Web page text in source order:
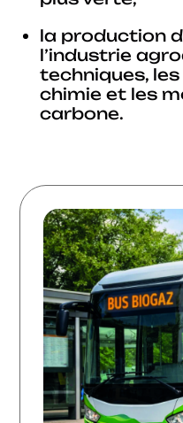
la production
l’industrie
techniques,
chimie et les
carbone.